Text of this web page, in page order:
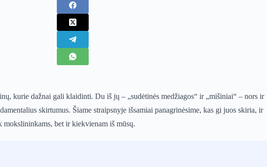
kurie dažnai gali klaidinti. Du iš jų – „sudėtinės medžiagos“ ir „mišiniai“ – nors ir
skirtumus. Šiame straipsnyje išsamiai panagrinėsime, kas gi juos skiria, ir
mokslininkams, bet ir kiekvienam iš mūsų.